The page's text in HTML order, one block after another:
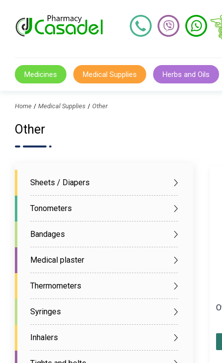
Medicines Medical Supplies Herbs and Oils
Home Medical Supplies Other
Other
Sheets / Diapers
Tonometers
Bandages
Medical plaster
Thermometers
Syringes
Inhalers